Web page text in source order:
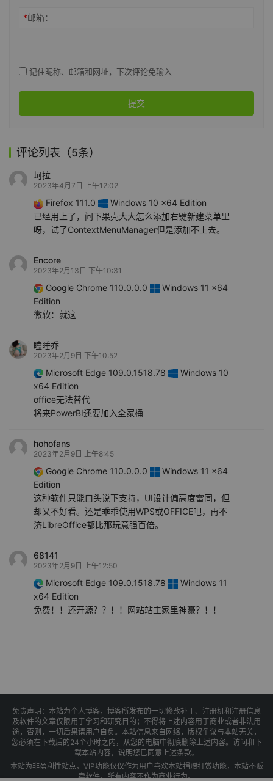
*邮箱：
记住昵称、邮箱和网址，下次评论免输入
提交
评论列表（5条）
坷拉
2023年4月7日 上午12:02
Firefox 111.0
Windows 10 x64 Edition
已经用上了，问下果壳大大怎么添加右键新建菜单里
呀，试了ContextMenuManager但是添加不上去。
Encore
2023年2月13日 下午10:31
Google Chrome 110.0.0.0
Windows 11 x64
Edition
微软：就这
瞌睡乔
2023年2月9日 下午10:52
Microsoft Edge 109.0.1518.78
Windows 10
x64 Edition
office无法替代
将来PowerBI还要加入全家桶
hohofans
2023年2月9日 上午8:45
Google Chrome 110.0.0.0
Windows 11 x64
Edition
这种软件只能口头说下支持，UI设计偏高度雷同，但
却又不好看。还是乖乖使用WPS或OFFICE吧，再不
济LibreOffice都比那玩意强百倍。
68141
2023年2月9日 上午12:50
Microsoft Edge 109.0.1518.78
Windows 11
x64 Edition
免费！！还开源？？！！网站站主家里神豪？！！
免责声明：本站为个人博客，博客所发布的一切修改补丁、注册机和注册信息
及软件的文章仅限用于学习和研究目的；不得将上述内容用于商业或者非法用
途，否则，一切后果请用户自负。本站信息来自网络，版权争议与本站无关，
您必须在下载后的24个小时之内，从您的电脑中彻底删除上述内容。访问和下
载本站内容，说明您已同意上述条款。
本站为非盈利性站点，VIP功能仅仅作为用户喜欢本站捐赠打赏功能，本站不贩
卖软件，所有内容不作为商业行为。